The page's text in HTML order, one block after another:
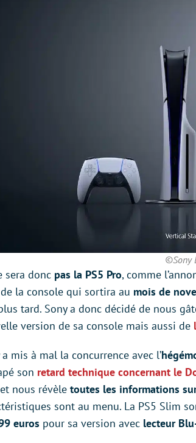
©Sony
sera donc pas la PS5 Pro, comme
de la console qui sortira au mois de
tard. Sony a donc décidé de nous
version de sa console mais aussi de
a mis à mal la concurrence avec l’
son retard technique concernant le
nous révèle toutes les informations
sont au menu. La PS5 Slim
euros pour sa version avec lecteur